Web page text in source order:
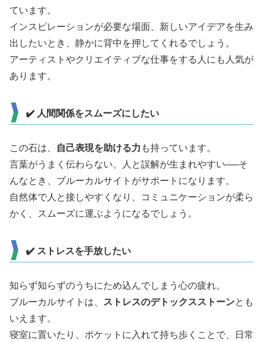
ています。
インスピレーションが必要な場面、新しいアイデアを生み
出したいとき、静かに背中を押してくれるでしょう。
アーティストやクリエイティブな仕事をする人にも人気が
あります。
✔️ 人間関係をスムーズにしたい
この石は、 自己表現を助ける力 も持っています。
言葉がうまく伝わらない、人と誤解が生まれやすい──そ
んなとき、ブルーカルサイトがサポートになります。
自然体で人と接しやすくなり、コミュニケーションが柔ら
かく、スムーズに運ぶようになるでしょう。
✔️ ストレスを手放したい
知らず知らずのうちにため込んでしまう心の疲れ。
ブルーカルサイトは、
ストレスのデトックスストーンとも
いえます。
寝室に置いたり、ポケットに入れて持ち歩くことで、日常